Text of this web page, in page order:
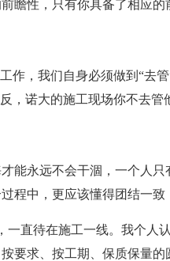
瞻性，只有你具备了相应的
作，我们自身必须做到“去
，诺大的施工现场你不去管
能永远不会干涸，一个人
程中，更应该懂得团结一致
一直待在施工一线。我个人
要求、按工期、保质保量